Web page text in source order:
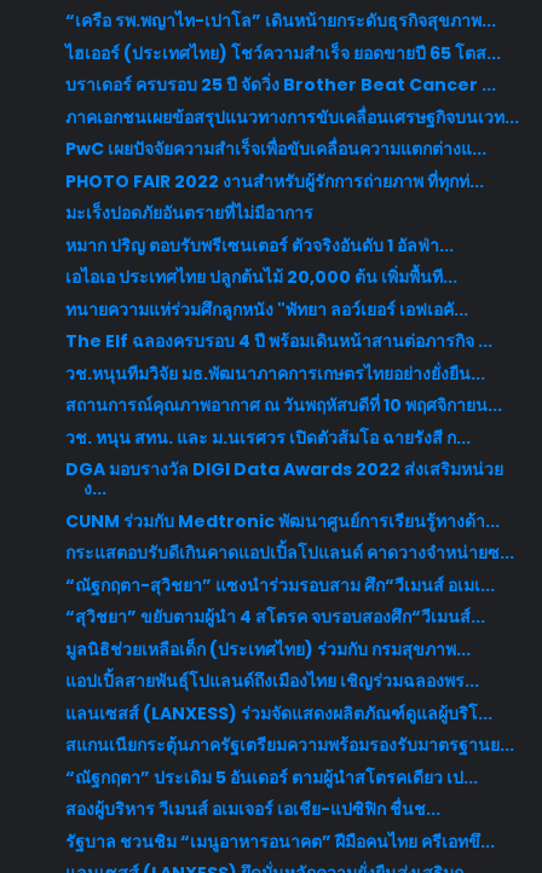
“เครือ รพ.พญาไท-เปาโล” เดินหน้ายกระดับธุรกิจสุขภาพ...
ไฮเออร์ (ประเทศไทย) โชว์ความสำเร็จ ยอดขายปี 65 โตส...
บราเดอร์ ครบรอบ 25 ปี จัดวิ่ง Brother Beat Cancer ...
ภาคเอกชนเผยข้อสรุปแนวทางการขับเคลื่อนเศรษฐกิจบนเวท...
PwC เผยปัจจัยความสำเร็จเพื่อขับเคลื่อนความแตกต่างแ...
PHOTO FAIR 2022 งานสำหรับผู้รักการถ่ายภาพ ที่ทุกท่...
มะเร็งปอดภัยอันตรายที่ไม่มีอาการ
หมาก ปริญ ตอบรับพรีเซนเตอร์ ตัวจริงอันดับ 1 อัลฟ่า...
เอไอเอ ประเทศไทย ปลูกต้นไม้ 20,000 ต้น เพิ่มพื้นที...
ทนายความแห่ร่วมศึกลูกหนัง "พัทยา ลอว์เยอร์ เอฟเอคั...
The Elf ฉลองครบรอบ 4 ปี พร้อมเดินหน้าสานต่อภารกิจ ...
วช.หนุนทีมวิจัย มธ.พัฒนาภาคการเกษตรไทยอย่างยั่งยืน...
สถานการณ์คุณภาพอากาศ ณ วันพฤหัสบดีที่ 10 พฤศจิกายน...
วช. หนุน สทน. และ ม.นเรศวร เปิดตัวส้มโอ ฉายรังสี ก...
DGA มอบรางวัล DIGI Data Awards 2022 ส่งเสริมหน่วย
ง...
CUNM ร่วมกับ Medtronic พัฒนาศูนย์การเรียนรู้ทางด้า...
กระแสตอบรับดีเกินคาดแอปเปิ้ลโปแลนด์ คาดวางจำหน่ายซ...
“ณัฐกฤตา-สุวิชยา” แซงนำร่วมรอบสาม ศึก“วีเมนส์ อเมเ...
“สุวิชยา” ขยับตามผู้นำ 4 สโตรค จบรอบสองศึก“วีเมนส์...
มูลนิธิช่วยเหลือเด็ก (ประเทศไทย) ร่วมกับ กรมสุขภาพ...
แอปเปิ้ลสายพันธุ์โปแลนด์ถึงเมืองไทย เชิญร่วมฉลองพร...
แลนเซสส์ (LANXESS) ร่วมจัดแสดงผลิตภัณฑ์ดูแลผู้บริโ...
สแกนเนียกระตุ้นภาครัฐเตรียมความพร้อมรองรับมาตรฐานย...
“ณัฐกฤตา” ประเดิม 5 อันเดอร์ ตามผู้นำสโตรคเดียว เป...
สองผู้บริหาร วีเมนส์ อเมเจอร์ เอเชีย-แปซิฟิก ชื่นช...
รัฐบาล ชวนชิม “เมนูอาหารอนาคต” ฝีมือคนไทย ครีเอทขึ...